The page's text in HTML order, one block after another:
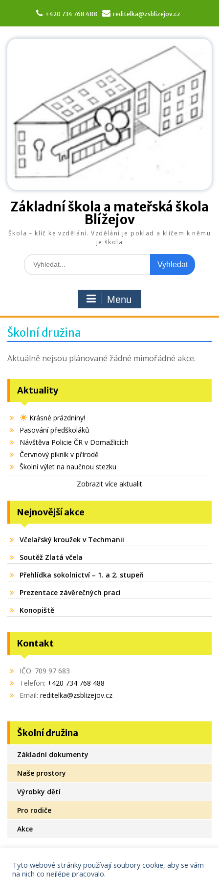
content
+420 734 768 488 reditelka@zsblizejov.cz
Základní škola a mateřská škola
Blížejov
Škola – klíč ke vzdělání. Vzdělání je poklad a klíčem k němu
je škola
Search
for:
Menu
Školní družina
Aktuálně nejsou plánované žádné mimořádné akce.
Aktuality
Krásné prázdniny!
Pasování předškoláků
Návštěva Policie ČR v Domažlicích
Červnový piknik v přírodě
Školní výlet na naučnou stezku
Zobrazit více aktualit
Nejnovější akce
Včelařský kroužek v Techmanii
Soutěž Zlatá včela
Přehlídka sokolnictví – 1. a 2. stupeň
Prezentace závěrečných prací
Konopiště
Kontakt
IČO: 709 97 683
Telefon: +420 734 768 488
Email: reditelka@zsblizejov.cz
Školní družina
Základní dokumenty
Naše prostory
Výrobky dětí
Pro rodiče
Akce
Tyto webové stránky používají soubory cookie, aby se vám
na nich co nejlépe pracovalo.